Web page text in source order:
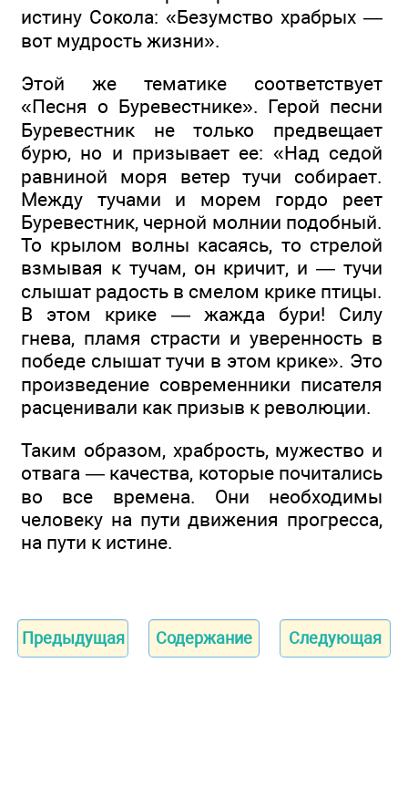
истину Сокола: «Безумство храбрых —
вот мудрость жизни».
Этой же тематике соответствует
«Песня о Буревестнике». Герой песни
Буревестник не только предвещает
бурю, но и призывает ее: «Над седой
равниной моря ветер тучи собирает.
Между тучами и морем гордо реет
Буревестник, черной молнии подобный.
То крылом волны касаясь, то стрелой
взмывая к тучам, он кричит, и — тучи
слышат радость в смелом крике птицы.
В этом крике — жажда бури! Силу
гнева, пламя страсти и уверенность в
победе слышат тучи в этом крике». Это
произведение современники писателя
расценивали как призыв к революции.
Таким образом, храбрость, мужество и
отвага — качества, которые почитались
во все времена. Они необходимы
человеку на пути движения прогресса,
на пути к истине.
Предыдущая Содержание Следующая